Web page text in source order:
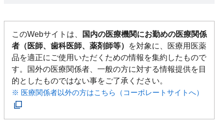
このWebサイトは、
国内の医療機関にお勤めの医療関係
者（医師、歯科医師、薬剤師等）
を対象に、医療用医薬
品を適正にご使用いただくための情報を集約したもので
す。国外の医療関係者、一般の方に対する情報提供を目
的としたものではない事をご了承ください。
※ 医療関係者以外の方はこちら（コーポレートサイトへ）